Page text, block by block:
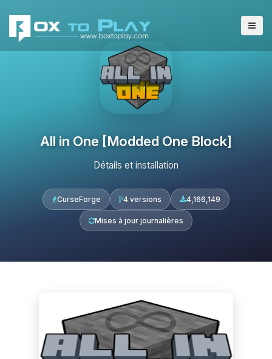
All in One [Modded One Block]
Détails et installation
CurseForge 4 versions 4,166,149
Mises à jour journalières